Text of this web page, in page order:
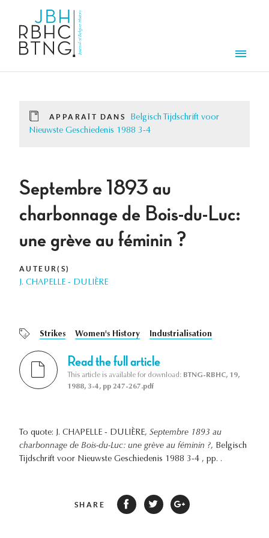
APPARAÎT DANS
Belgisch Tijdschrift voor
Nieuwste Geschiedenis 1988 3-4
Septembre 1893 au
charbonnage de Bois-du-Luc:
une grève au féminin ?
AUTEUR(S)
J. CHAPELLE - DULIÈRE
Strikes Women's History Industrialisation
Read the full article
This article is available for download: BTNG-RBHC, 19,
1988, 3-4, pp 247-267.pdf
To quote: J. CHAPELLE - DULIÈRE, Septembre 1893 au
charbonnage de Bois-du-Luc: une grève au féminin ?, Belgisch
Tijdschrift voor Nieuwste Geschiedenis 1988 3-4 , pp. .
SHARE